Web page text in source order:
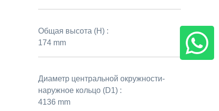
Общая высота (H) :
174 mm
Диаметр центральной окружности-
наружное кольцо (D1) :
4136 mm